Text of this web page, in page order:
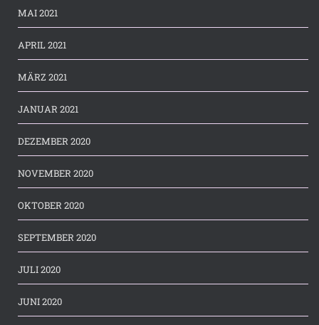
MAI 2021
APRIL 2021
MÄRZ 2021
JANUAR 2021
DEZEMBER 2020
NOVEMBER 2020
OKTOBER 2020
SEPTEMBER 2020
JULI 2020
JUNI 2020